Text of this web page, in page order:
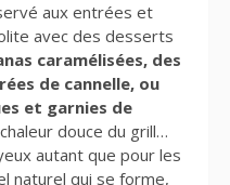
aux entrées et
avec des desserts
caramélisées, des
de cannelle, ou
et garnies de
douce du grill…
autant que pour les
naturel qui se forme,